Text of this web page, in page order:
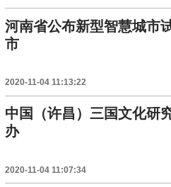
河南省公布新型智慧城市
市
2020-11-04 11:13:22
中国（许昌）三国文化研
办
2020-11-04 11:07:34